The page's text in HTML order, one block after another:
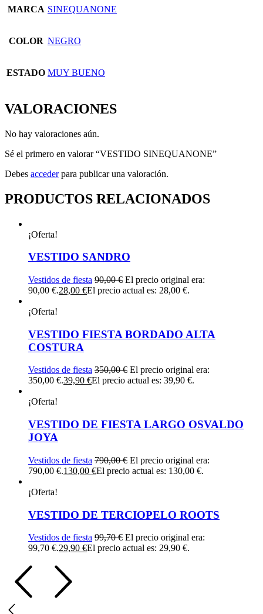
MARCA SINEQUANONE
COLOR NEGRO
ESTADO MUY BUENO
VALORACIONES
No hay valoraciones aún.
Sé el primero en valorar “VESTIDO SINEQUANONE”
Debes accederpara publicar una valoración.
PRODUCTOS RELACIONADOS
¡Oferta!
VESTIDO SANDRO
Vestidos de fiesta 90,00€ El precio original era:
90,00 €.28,00 €El precio actual es: 28,00 €.
¡Oferta!
VESTIDO FIESTA BORDADO ALTA
COSTURA
Vestidos de fiesta 350,00€ El precio original era:
350,00 €.39,90 €El precio actual es: 39,90 €.
¡Oferta!
VESTIDO DE FIESTA LARGO OSVALDO
JOYA
Vestidos de fiesta 790,00€ El precio original era:
790,00 €.130,00 €El precio actual es: 130,00 €.
¡Oferta!
VESTIDO DE TERCIOPELO ROOTS
Vestidos de fiesta 99,70€ El precio original era:
99,70 €.29,90 €El precio actual es: 29,90 €.